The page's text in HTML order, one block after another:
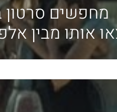
מחפשים סרטון
אותו מבין